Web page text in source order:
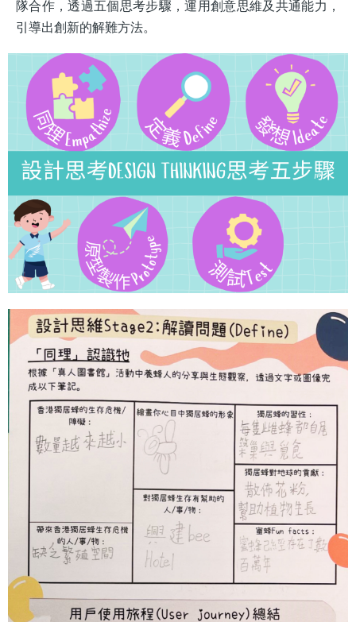
隊合作，透過五個思考步驟，運用創意思維及共通能力，
引導出創新的解難方法。